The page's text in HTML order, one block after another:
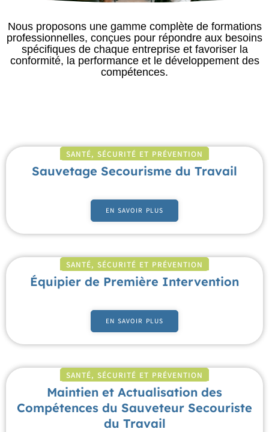
Nous proposons une gamme complète de formations
professionnelles, conçues pour répondre aux besoins
spécifiques de chaque entreprise et favoriser la
conformité, la performance et le développement des
compétences.
SANTÉ, SÉCURITÉ ET PRÉVENTION
Sauvetage Secourisme du Travail
EN SAVOIR PLUS
SANTÉ, SÉCURITÉ ET PRÉVENTION
Équipier de Première Intervention
EN SAVOIR PLUS
SANTÉ, SÉCURITÉ ET PRÉVENTION
Maintien et Actualisation des
Compétences du Sauveteur Secouriste
du Travail